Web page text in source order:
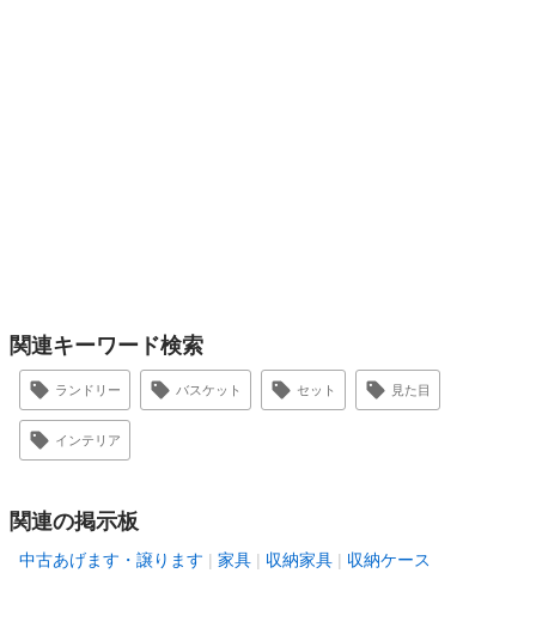
関連キーワード検索
ランドリー バスケット セット 見た目
インテリア
関連の掲示板
中古あげます・譲ります 家具 収納家具 収納ケース